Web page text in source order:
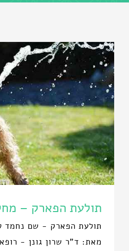
תולעת הפארק –
תולעת הפארק - שם נחמד
מאת: ד"ר שרון גונן -